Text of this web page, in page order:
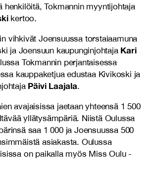
henkilöitä, Tokmannin myyntijohtaja
kertoo.
vihkivät Joensuussa torstaiaamuna
ja Joensuun kaupunginjohtaja Kari
Tokmannin perjantaisessa
kauppaketjua edustaa Kivikoski ja
Päivi Laajala.
avajaisissa jaetaan yhteensä 1 500
yllätysämpäriä. Niistä Oulussa
saa 1 000 ja Joensuussa 500
asiakasta. Oulussa
on paikalla myös Miss Oulu -